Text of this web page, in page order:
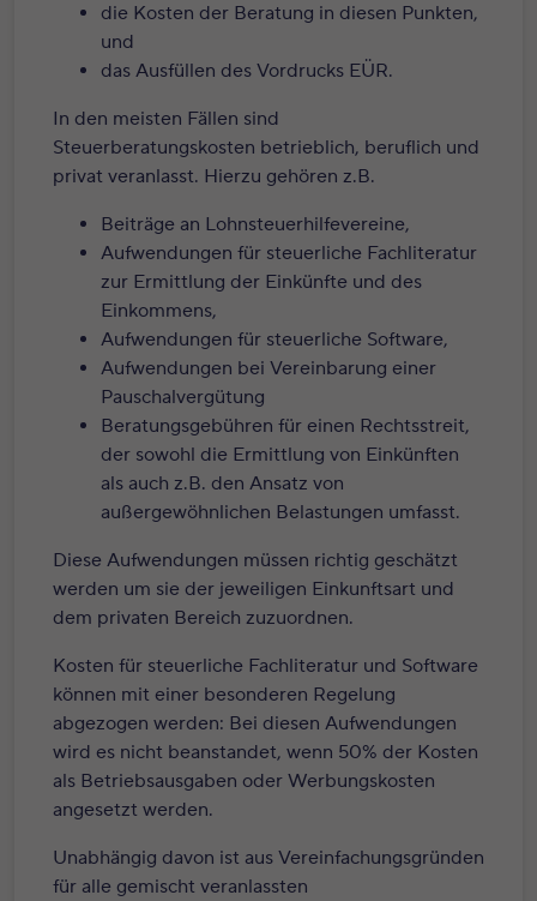
die Kosten der Beratung in diesen Punkten,
und
das Ausfüllen des Vordrucks EÜR.
In den meisten Fällen sind
Steuerberatungskosten betrieblich, beruflich und
privat veranlasst. Hierzu gehören z.B.
Beiträge an Lohnsteuerhilfevereine,
Aufwendungen für steuerliche Fachliteratur
zur Ermittlung der Einkünfte und des
Einkommens,
Aufwendungen für steuerliche Software,
Aufwendungen bei Vereinbarung einer
Pauschalvergütung
Beratungsgebühren für einen Rechtsstreit,
der sowohl die Ermittlung von Einkünften
als auch z.B. den Ansatz von
außergewöhnlichen Belastungen umfasst.
Diese Aufwendungen müssen richtig geschätzt
werden um sie der jeweiligen Einkunftsart und
dem privaten Bereich zuzuordnen.
Kosten für steuerliche Fachliteratur und Software
können mit einer besonderen Regelung
abgezogen werden: Bei diesen Aufwendungen
wird es nicht beanstandet, wenn 50% der Kosten
als Betriebsausgaben oder Werbungskosten
angesetzt werden.
Unabhängig davon ist aus Vereinfachungsgründen
für alle gemischt veranlassten